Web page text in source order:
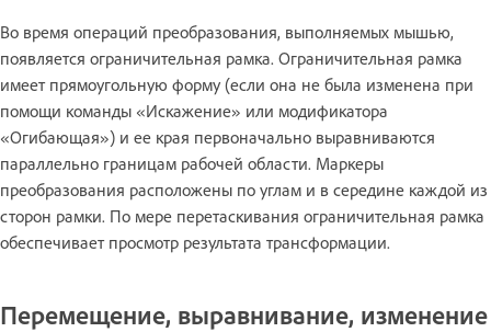
Во время операций преобразования, выполняемых мышью,
появляется ограничительная рамка. Ограничительная рамка
имеет прямоугольную форму (если она не была изменена при
помощи команды «Искажение» или модификатора
«Огибающая») и ее края первоначально выравниваются
параллельно границам рабочей области. Маркеры
преобразования расположены по углам и в середине каждой из
сторон рамки. По мере перетаскивания ограничительная рамка
обеспечивает просмотр результата трансформации.
Перемещение, выравнивание, изменение